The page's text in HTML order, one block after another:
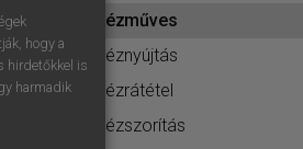
kézműves
kéznyújtás
kézrátétel
kézszorítás
hogy a
hirdetőkkel is
harmadik